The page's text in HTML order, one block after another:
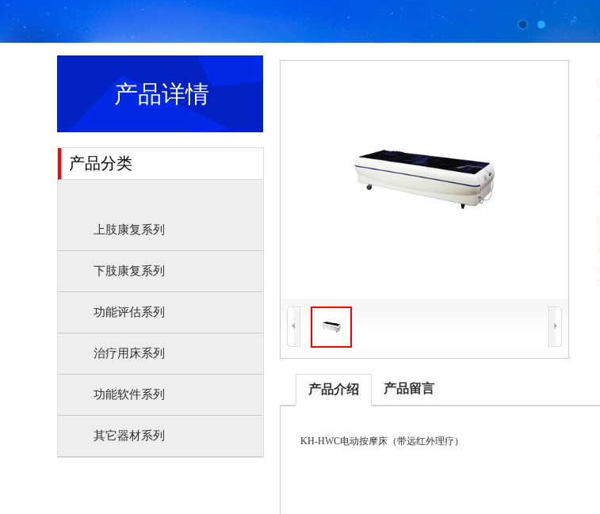
产品介绍 产品留言
KH-HWC电动按摩床（带远红外理疗）
产品详情
产品分类
上肢康复系列
下肢康复系列
功能评估系列
治疗用床系列
功能软件系列
其它器材系列